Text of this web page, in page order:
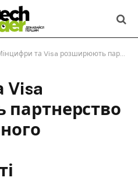
та Visa розширюють партнерство у сфері штучного інтелекту та кіберстійкості
Visa